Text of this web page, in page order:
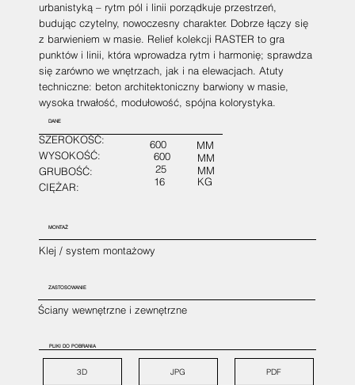
urbanistyką – rytm pól i linii porządkuje przestrzeń,
budując czytelny, nowoczesny charakter. Dobrze łączy się
z barwieniem w masie. Relief kolekcji RASTER to gra
punktów i linii, która wprowadza rytm i harmonię; sprawdza
się zarówno we wnętrzach, jak i na elewacjach. Atuty
techniczne: beton architektoniczny barwiony w masie,
wysoka trwałość, modułowość, spójna kolorystyka.
DANE
SZEROKOŚĆ:
WYSOKOŚĆ:
GRUBOŚĆ:
CIĘŻAR:
600
600
25
16
MM
MM
MM
KG
Klej / system montażowy
MONTAŻ
Ściany wewnętrzne i zewnętrzne
ZASTOSOWANIE
PLIKI DO POBRANIA
3D JPG PDF